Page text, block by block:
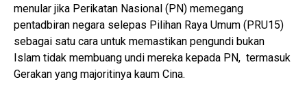
menular jika Perikatan Nasional (PN) memegang
pentadbiran negara selepas Pilihan Raya Umum (PRU15)
sebagai satu cara untuk memastikan pengundi bukan
Islam tidak membuang undi mereka kepada PN, termasuk
Gerakan yang majoritinya kaum Cina.